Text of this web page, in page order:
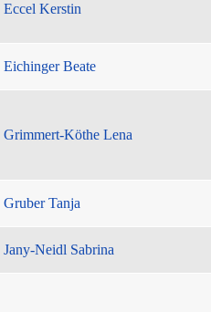
Eccel Kerstin
Eichinger Beate
Grimmert-Köthe Lena
Gruber Tanja
Jany-Neidl Sabrina